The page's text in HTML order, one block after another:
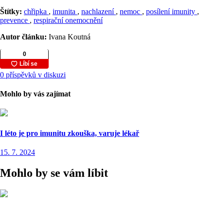
Štítky: chřipka , imunita , nachlazení , nemoc , posílení imunity ,
prevence , respirační onemocnění
Autor článku: Ivana Koutná
0 příspěvků v diskuzi
Mohlo by vás zajímat
I léto je pro imunitu zkouška, varuje lékař
15. 7. 2024
Mohlo by se vám líbit